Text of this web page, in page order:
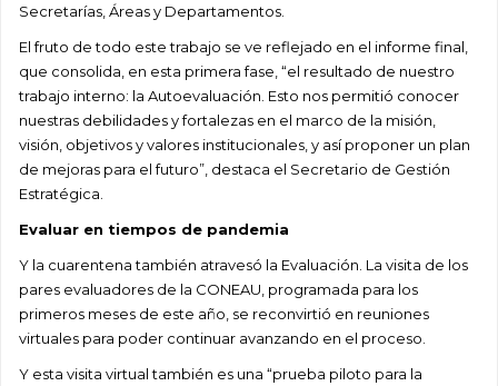
Secretarías, Áreas y Departamentos.
El fruto de todo este trabajo se ve reflejado en el informe final,
que consolida, en esta primera fase, “el resultado de nuestro
trabajo interno: la Autoevaluación. Esto nos permitió conocer
nuestras debilidades y fortalezas en el marco de la misión,
visión, objetivos y valores institucionales, y así proponer un plan
de mejoras para el futuro”, destaca el Secretario de Gestión
Estratégica.
Evaluar en tiempos de pandemia
Y la cuarentena también atravesó la Evaluación. La visita de los
pares evaluadores de la CONEAU, programada para los
primeros meses de este año, se reconvirtió en reuniones
virtuales para poder continuar avanzando en el proceso.
Y esta visita virtual también es una “prueba piloto para la